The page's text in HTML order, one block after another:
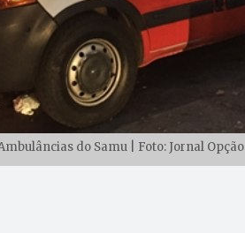
do Samu | Foto: Jornal Opção